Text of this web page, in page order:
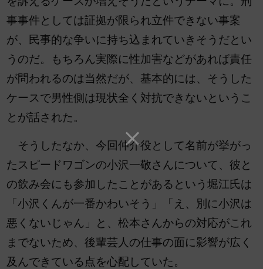
事事件としては証拠が限られ立件できない事案
が、民事的な争いに持ち込まれていきそうだとい
うのだ。もちろん実際に性加害などがあれば責任
が問われるのは当然だが、基本的には、そうした
ケースで男性側は現状全く対抗できないというこ
とが話された。
そうしたなか、今回仲介役として名前が挙がっ
たスピードワゴンの小沢一敬さんについて、彼と
の飲み会にも参加したことがあるという堀江氏は
「小沢くんが一番かわいそう」「え、別に小沢は
悪くないじゃん」と、松本さんからの対応がこれ
までないため、後輩芸人の仕事の面に影響が広く
及んできている点を心配していた。